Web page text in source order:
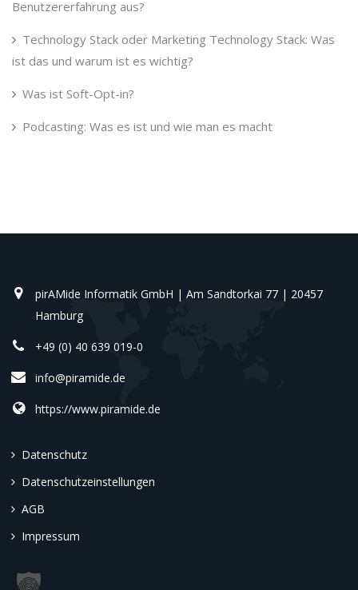
Benutzererfahrung aus?
Technology Stack oder Marketing Technology Stack: Was
ist das und warum ist es wichtig?
Was ist Soft-Opt-in?
Podcasting: Was es ist und wie man es macht
pirAMide Informatik GmbH | Am Sandtorkai 77 | 20457
Hamburg
+49 (0) 40 639 019-0
info@piramide.de
https://www.piramide.de
Datenschutz
Datenschutzeinstellungen
AGB
Impressum